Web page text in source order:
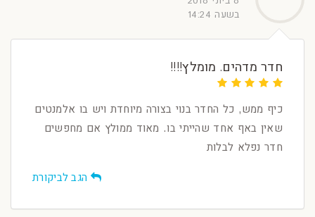
בשעה 14:24
חדר מדהים. מומלץ!!!!
כיף ממש, כל החדר בנוי בצורה מיוחדת ויש בו אלמנטים
שאין באף אחד שהייתי בו. מאוד ממולץ אם מחפשים
חדר נפלא לבלות
הגב לביקורת